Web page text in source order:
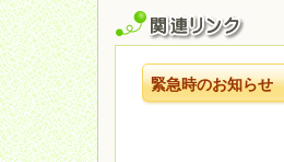
緊急時のお知らせ